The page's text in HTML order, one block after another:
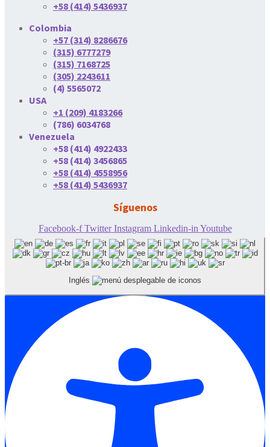
+58 (414) 5436937
Colombia
+57 (314) 8286676
(315) 6777279
(315) 7168725
(305) 2243611
(4) 5565072
USA
+1 (209) 4183266
(786) 6034768
Venezuela
+58 (414) 4922433
+58 (414) 3456865
+58 (414) 4558956
+58 (414) 5436937
Síguenos
Facebook-f Twitter Instagram Linkedin-in Youtube
Inglés